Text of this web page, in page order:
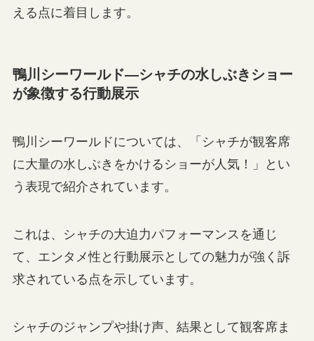
える点に着目します。
鴨川シーワールド—シャチの水しぶきショー
が象徴する行動展示
鴨川シーワールドについては、「シャチが観客席
に大量の水しぶきをかけるショーが人気！」とい
う表現で紹介されています。
これは、シャチの大迫力パフォーマンスを通じ
て、エンタメ性と行動展示としての魅力が強く訴
求されている点を示しています。
シャチのジャンプや掛け声、結果として観客席ま